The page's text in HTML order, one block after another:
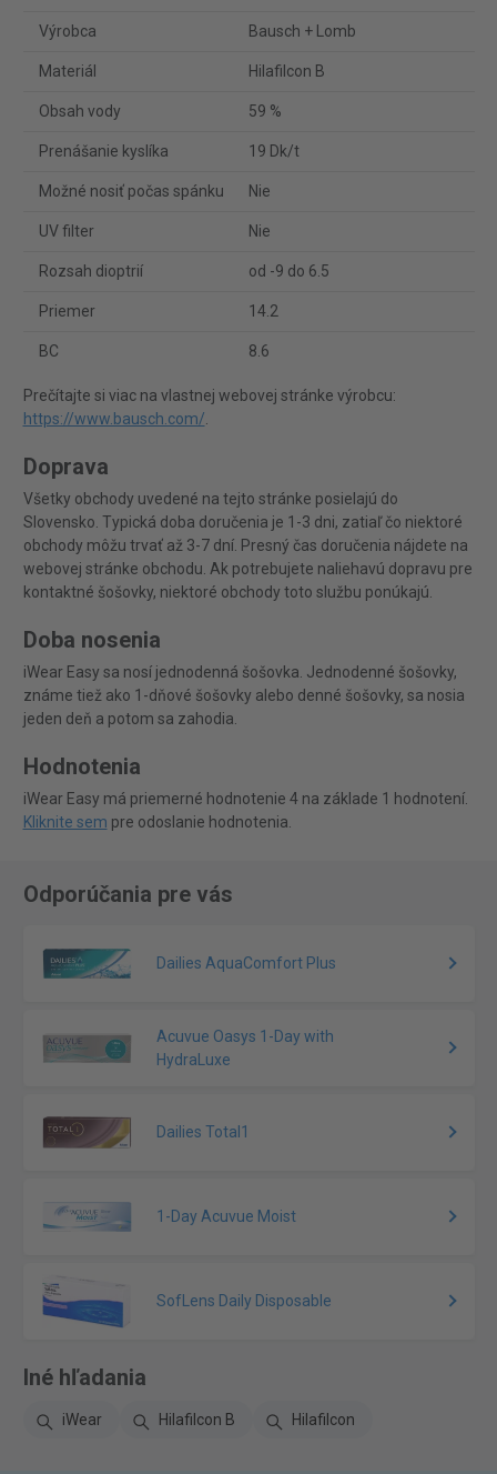
Výrobca Bausch + Lomb
Materiál Hilafilcon B
Obsah vody 59 %
Prenášanie kyslíka 19 Dk/t
Možné nosiť počas spánku Nie
UV filter Nie
Rozsah dioptrií od -9 do 6.5
Priemer 14.2
BC 8.6
Prečítajte si viac na vlastnej webovej stránke výrobcu:
https://www.bausch.com/.
Doprava
Všetky obchody uvedené na tejto stránke posielajú do
Slovensko. Typická doba doručenia je 1-3 dni, zatiaľ čo niektoré
obchody môžu trvať až 3-7 dní. Presný čas doručenia nájdete na
webovej stránke obchodu. Ak potrebujete naliehavú dopravu pre
kontaktné šošovky, niektoré obchody toto službu ponúkajú.
Doba nosenia
iWear Easy sa nosí jednodenná šošovka. Jednodenné šošovky,
známe tiež ako 1-dňové šošovky alebo denné šošovky, sa nosia
jeden deň a potom sa zahodia.
Hodnotenia
iWear Easy má priemerné hodnotenie 4 na základe 1 hodnotení.
Kliknite sem pre odoslanie hodnotenia.
Odporúčania pre vás
Dailies AquaComfort Plus
Acuvue Oasys 1-Day with
HydraLuxe
Dailies Total1
1-Day Acuvue Moist
SofLens Daily Disposable
Iné hľadania
iWear Hilafilcon B Hilafilcon